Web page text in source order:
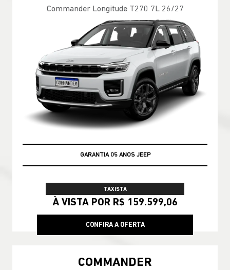
Commander Longitude T270 7L 26/27
PREÇOS REDUZIDOS
TAXISTA
À VISTA POR R$ 159.599,06
CONFIRA A OFERTA
COMMANDER